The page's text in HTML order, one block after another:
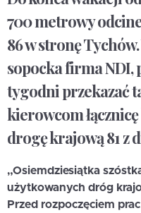
700 metrowy
86 w stronę
sopocka firma
tygodni przekazać
kierowcom
drogę krajową 81 z
„Osiemdziesiątka
użytkowanych dróg
Przed rozpoczęciem